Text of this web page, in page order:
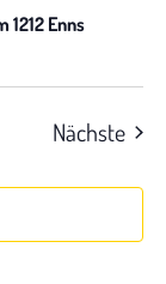
Enns
Nächste